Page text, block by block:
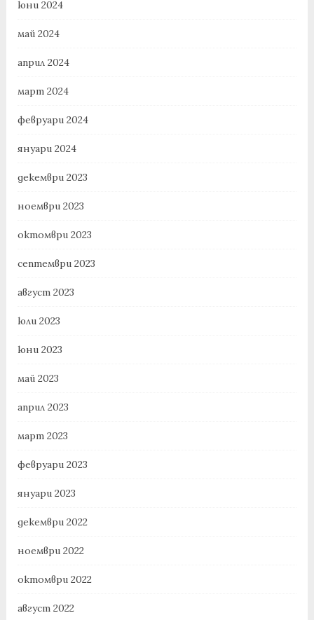
юни 2024
май 2024
април 2024
март 2024
февруари 2024
януари 2024
декември 2023
ноември 2023
октомври 2023
септември 2023
август 2023
юли 2023
юни 2023
май 2023
април 2023
март 2023
февруари 2023
януари 2023
декември 2022
ноември 2022
октомври 2022
август 2022